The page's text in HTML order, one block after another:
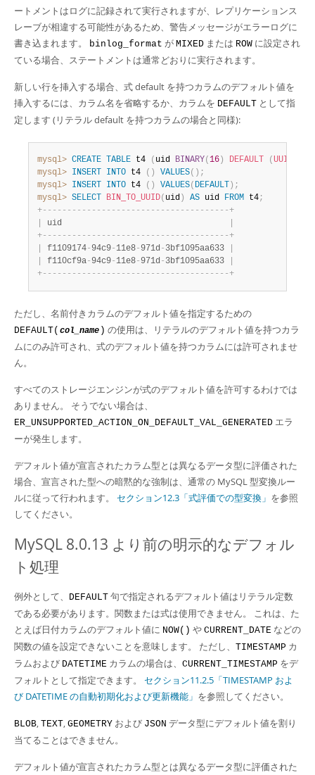
ートメントはログに記録されて実行されますが、レプリケーションス
レーブが相違する可能性があるため、警告メッセージがエラーログに
書き込まれます。
binlog_format が MIXED または ROW に設定され
ている場合、ステートメントは通常どおりに実行されます。
新しい行を挿入する場合、式 default を持つカラムのデフォルト値を
挿入するには、カラム名を省略するか、カラムを DEFAULT として指
定します (リテラル default を持つカラムの場合と同様):
mysql> CREATE TABLE t4 ( uid BINARY( 16 ) DEFAULT (
mysql> INSERT INTO t4 ( ) VALUES( ) ;
mysql> INSERT INTO t4 ( ) VALUES( DEFAULT ) ;
mysql> SELECT BIN_TO_UUID( uid ) AS uid FROM t4;
+- - - - - - - - - - - - - - - - - - - - - - - - - - - - - - - - - - - - - -+
uid
+- - - - - - - - - - - - - - - - - - - - - - - - - - - - - - - - - - - - - -+
f1109174- 94c9- 11e8- 971d - 3bf1095aa633
f110cf9a- 94c9- 11e8- 971d - 3bf1095aa633
+- - - - - - - - - - - - - - - - - - - - - - - - - - - - - - - - - - - - - -+
ただし、名前付きカラムのデフォルト値を指定するための
DEFAULT( col_name ) の使用は、リテラルのデフォルト値を持つカラ
ムにのみ許可され、式のデフォルト値を持つカラムには許可されませ
ん。
すべてのストレージエンジンが式のデフォルト値を許可するわけでは
ありません。 そうでない場合は、
ER_UNSUPPORTED_ACTION_ON_DEFAULT_VAL_GENERATED エラ
ーが発生します。
デフォルト値が宣言されたカラム型とは異なるデータ型に評価された
場合、宣言された型への暗黙的な強制は、通常の MySQL 型変換ルー
ルに従って行われます。 セクション12.3「式評価での型変換」 を参照
してください。
MySQL 8.0.13 より前の明示的なデフォル
ト処理
例外として、 DEFAULT 句で指定されるデフォルト値はリテラル定数
である必要があります。関数または式は使用できません。 これは、た
とえば日付カラムのデフォルト値に NOW() や CURRENT_DATE などの
関数の値を設定できないことを意味します。 ただし、 TIMESTAMP カ
ラムおよび DATETIME カラムの場合は、 CURRENT_TIMESTAMP をデ
フォルトとして指定できます。 セクション11.2.5「TIMESTAMP およ
び DATETIME の自動初期化および更新機能」 を参照してください。
BLOB, TEXT, GEOMETRY および JSON データ型にデフォルト値を割り
当てることはできません。
デフォルト値が宣言されたカラム型とは異なるデータ型に評価された